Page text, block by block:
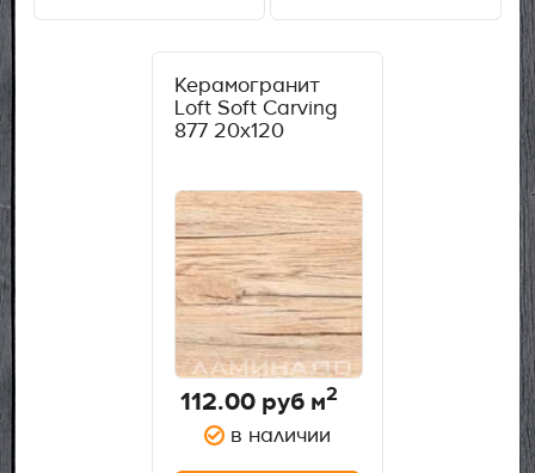
Керамогранит
Loft Soft Carving
877 20x120
112.00 руб м2
в наличии